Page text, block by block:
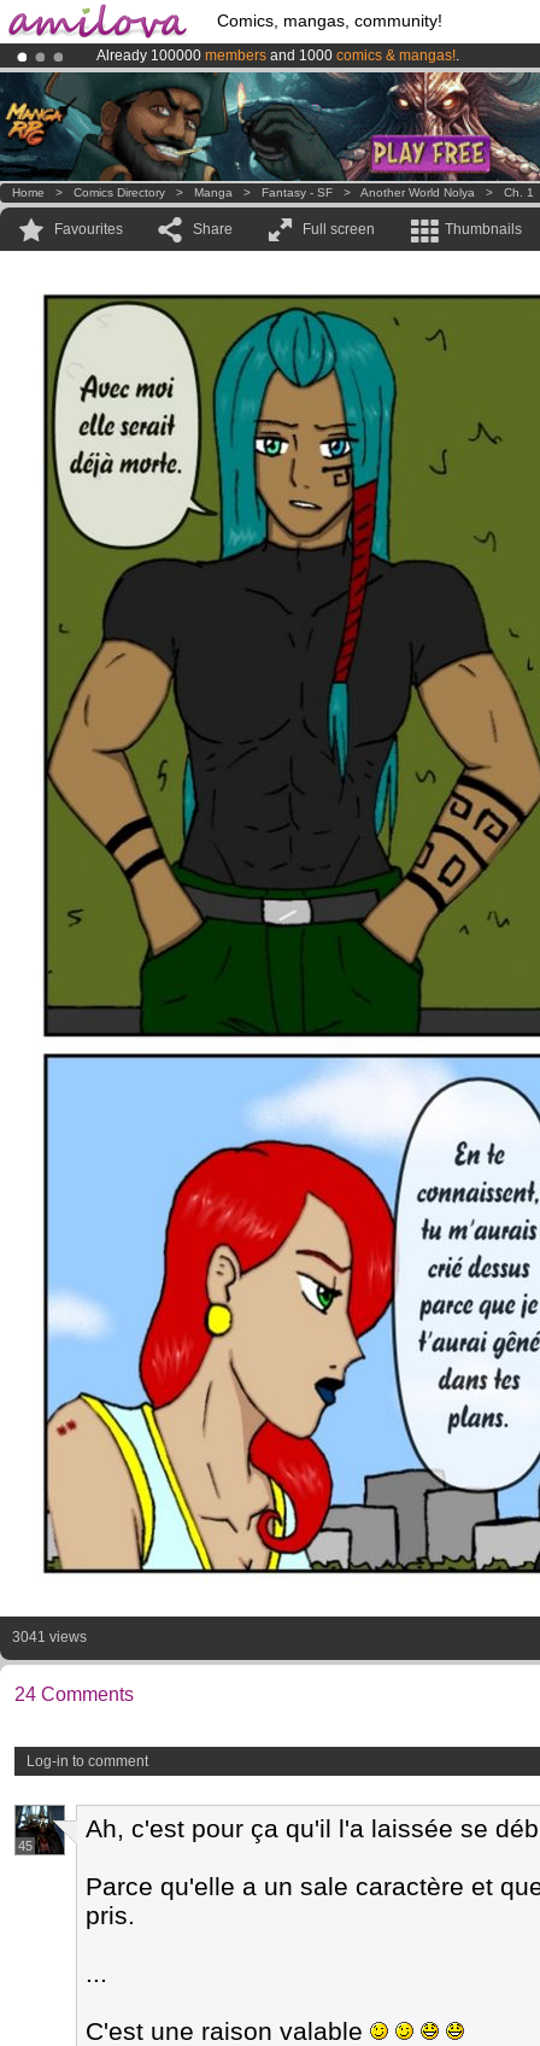
Comics, mangas, community!
Already 100000 members and 1000 comics & mangas!.
AmilovaKickstarter is now LIVE!.
Premium membership from3.95 euros per month !Get membership
Home > Comics Directory > Manga > Fantasy - SF > Another World Nolya > Ch. 1
Favourites Share Full screen Thumbnails
3041 views
24 Comments
Log-in to comment
45
Ah, c'est pour ça qu'il l'a laissée se
Parce qu'elle a un sale caractère et
pris.
...
C'est une raison valable